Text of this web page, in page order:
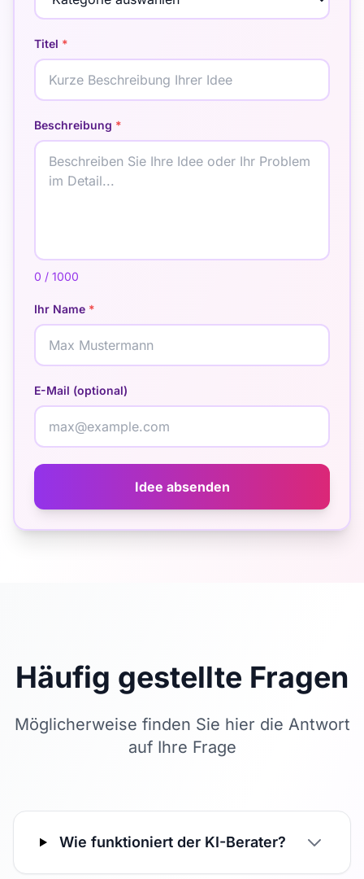
Titel *
Beschreibung *
0 / 1000
Ihr Name *
E-Mail (optional)
Idee absenden
Häufig gestellte Fragen
Möglicherweise finden Sie hier die Antwort
auf Ihre Frage
Wie funktioniert der KI-Berater?